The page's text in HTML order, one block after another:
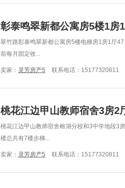
彰泰鸣翠新都公寓房5楼1房
翠竹路彰泰鸣翠新都公寓房5楼电梯房1房1厅
前每月固定收...
卖家： 灵芳房产5 联系电话：15177320811
桃花江边甲山教师宿舍3房2
桃花江边甲山教师宿舍榕湖分校和3中学地段3
楼总共有7楼步梯...
卖家： 灵芳房产5 联系电话：15177320811